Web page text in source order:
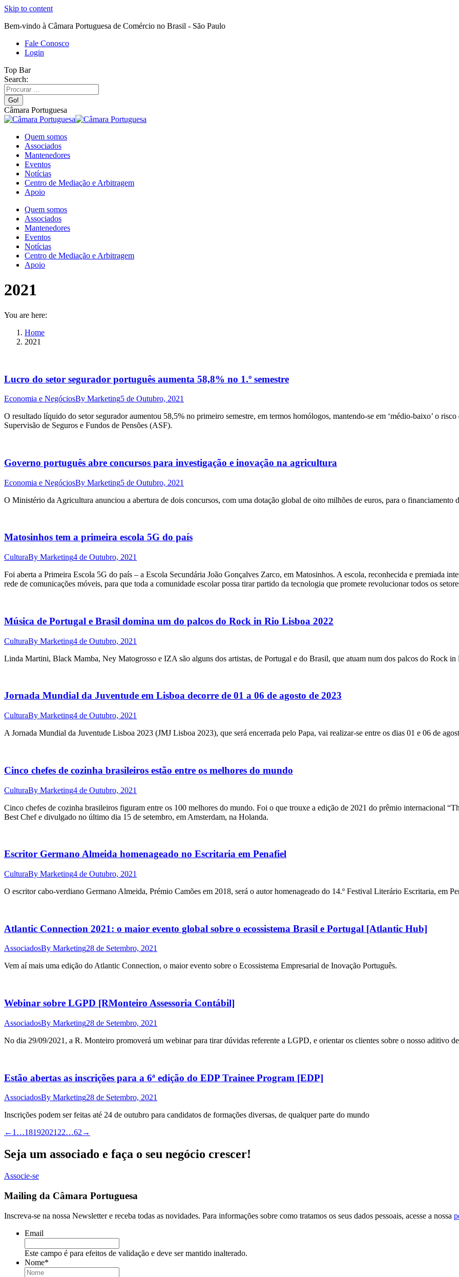
Skip to content
Bem-vindo à Câmara Portuguesa de Comércio no Brasil - São Paulo
Fale Conosco
Login
Top Bar
Search:
Câmara Portuguesa
Quem somos
Associados
Mantenedores
Eventos
Notícias
Centro de Mediação e Arbitragem
Apoio
Quem somos
Associados
Mantenedores
Eventos
Notícias
Centro de Mediação e Arbitragem
Apoio
2021
You are here:
Home
2021
Lucro do setor segurador português aumenta 58,8% no 1.º semestre
Economia e NegóciosBy Marketing5 de Outubro, 2021
O resultado líquido do setor segurador aumentou 58,5% no primeiro semestre, em termos homólogos, mantendo-se em ‘médio-baixo’ o
Supervisão de Seguros e Fundos de Pensões (ASF).
Governo português abre concursos para investigação e inovação na agricultura
Economia e NegóciosBy Marketing5 de Outubro, 2021
O Ministério da Agricultura anunciou a abertura de dois concursos, com uma dotação global de oito milhões de euros, para o financiamento
Matosinhos tem a primeira escola 5G do país
CulturaBy Marketing4 de Outubro, 2021
Foi aberta a Primeira Escola 5G do país – a Escola Secundária João Gonçalves Zarco, em Matosinhos. A escola, reconhecida e premiada
rede de comunicações móveis, para que toda a comunidade escolar possa tirar partido da tecnologia que promete revolucionar todos os
Música de Portugal e Brasil domina um do palcos do Rock in Rio Lisboa 2022
CulturaBy Marketing4 de Outubro, 2021
Linda Martini, Black Mamba, Ney Matogrosso e IZA são alguns dos artistas, de Portugal e do Brasil, que atuam num dos palcos do Rock
Jornada Mundial da Juventude em Lisboa decorre de 01 a 06 de agosto de 2023
CulturaBy Marketing4 de Outubro, 2021
A Jornada Mundial da Juventude Lisboa 2023 (JMJ Lisboa 2023), que será encerrada pelo Papa, vai realizar-se entre os dias 01 e 06 de
Cinco chefes de cozinha brasileiros estão entre os melhores do mundo
CulturaBy Marketing4 de Outubro, 2021
Cinco chefes de cozinha brasileiros figuram entre os 100 melhores do mundo. Foi o que trouxe a edição de 2021 do prêmio internacional
Best Chef e divulgado no último dia 15 de setembro, em Amsterdam, na Holanda.
Escritor Germano Almeida homenageado no Escritaria em Penafiel
CulturaBy Marketing4 de Outubro, 2021
O escritor cabo-verdiano Germano Almeida, Prémio Camões em 2018, será o autor homenageado do 14.º Festival Literário Escritaria, em
Atlantic Connection 2021: o maior evento global sobre o ecossistema Brasil e Portugal [Atlantic Hub]
AssociadosBy Marketing28 de Setembro, 2021
Vem aí mais uma edição do Atlantic Connection, o maior evento sobre o Ecossistema Empresarial de Inovação Português.
Webinar sobre LGPD [RMonteiro Assessoria Contábil]
AssociadosBy Marketing28 de Setembro, 2021
No dia 29/09/2021, a R. Monteiro promoverá um webinar para tirar dúvidas referente a LGPD, e orientar os clientes sobre o nosso aditivo
Estão abertas as inscrições para a 6ª edição do EDP Trainee Program [EDP]
AssociadosBy Marketing28 de Setembro, 2021
Inscrições podem ser feitas até 24 de outubro para candidatos de formações diversas, de qualquer parte do mundo
← 1 …18192021 22…62 →
Seja um associado e faça o seu negócio crescer!
Associe-se
Mailing da Câmara Portuguesa
Inscreva-se na nossa Newsletter e receba todas as novidades. Para informações sobre como tratamos os seus dados pessoais, acesse a nossa
Email
Este campo é para efeitos de validação e deve ser mantido inalterado.
Nome*